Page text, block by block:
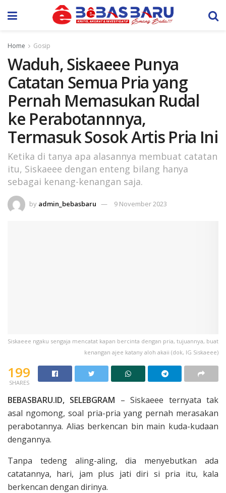
Home Gosip
Waduh, Siskaeee Punya
Catatan Semua Pria yang
Pernah Memasukan Rudal
ke Perabotannnya,
Termasuk Sosok Artis Pria Ini
Ketika di tanya apa alasannya membuat catatan
itu, Siskaeee dengan enteng bilang hanya
sebagai kenang-kenangan saja.
by admin_bebasbaru 9 November 2023
Siskaeee ngaku sengaja mencatat kapan bercinta dengan pria, tujuannya, buat
kenangan ajee katany aloh akaii (dok, IG Siskaeee)
199
SHARES
BEBASBARU.ID, SELEBGRAM – Siskaeee ternyata tak
asal ngomong, soal pria-pria yang pernah merasakan
perabotannya. Alias berkencan bin main kuda-kudaan
dengannya.
Tanpa tedeng aling-aling, dia menyebutkan ada
catatannya, hari, jam plus jati diri si pria itu, kala
berkencan dengan dirinya.